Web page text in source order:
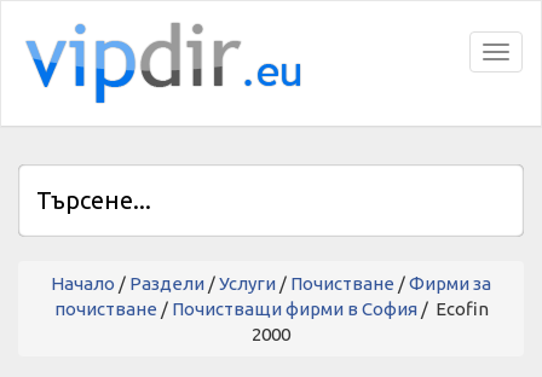
Начало / Раздели /Услуги / Почистване /Фирми за
почистване / Почистващи фирми в София/ Ecofin
2000